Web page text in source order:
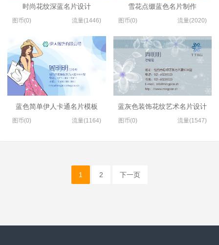
时尚花纹深蓝名片设计
图币(0) 流量(1446)
蓝色简单伊人卡通名片模板
图币(0) 流量(1164)
雪花点缀蓝色名片制作
图币(0) 流量(2020)
蓝灰色装饰花纹艺术名片设计
图币(0) 流量(1547)
1 2 下一页